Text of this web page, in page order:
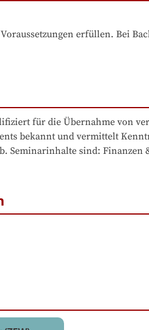
erfüllen. Bei
für die Übernahme von
bekannt und vermittelt
Seminarinhalte sind: